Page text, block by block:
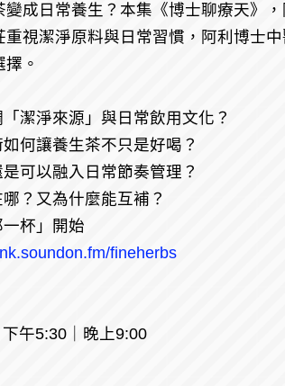
成日常養生？本集《博士聊療天》
視潔淨原料與日常習慣，阿利博士
。
潔淨來源」與日常飲用文化？
何讓養生茶不只是好喝？
可以融入日常節奏管理？
？又為什麼能互補？
杯」開始
fineherbs
午5:30｜晚上9:00